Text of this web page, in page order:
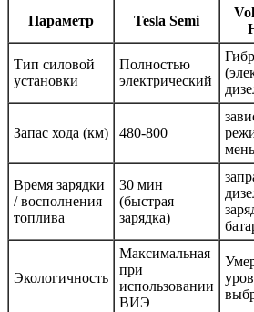
Параметр Tesla Semi
Тип силовой
установки
Полностью
электрический
Запас хода (км) 480-800
Время зарядки
/ восполнения
топлива
30 мин
(быстрая
зарядка)
Экологичность
Максимальная
при
использовании
ВИЭ